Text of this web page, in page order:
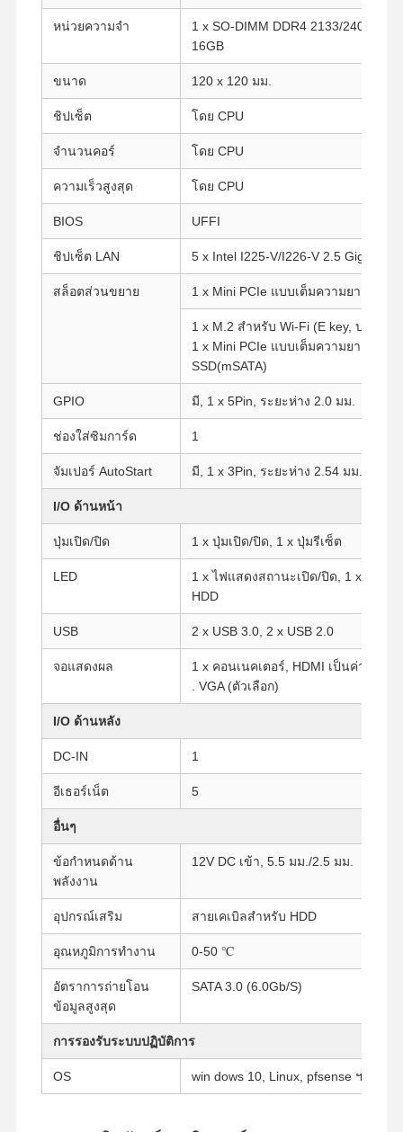
เกี่ยวกับเรา
ควบคุม
คุณภาพ
นี้
Firewall มินิพีซี
มินิพีซีอุตสาหกรรม
คอมพิวเตอร์ตั้งแร็ค 1U
มินิพีซี POE
NAS มินิพีซี
Celeron มินิ PC
หน่วยความจำ
1 x SO-DIMM DDR4 2133/2400MHz
16GB
ขนาด 120 x 120 มม.
ชิปเซ็ต โดย CPU
จำนวนคอร์ โดย CPU
ความเร็วสูงสุด โดย CPU
BIOS UFFI
ชิปเซ็ต LAN 5 x Intel I225-V/I226-V 2.5 Gigabit
สล็อตส่วนขยาย 1 x Mini PCIe แบบเต็มความยาวสำหรั
1 x M.2 สำหรับ Wi-Fi (E key, ประเภท
1 x Mini PCIe แบบเต็มความยาวสำหรั
SSD(mSATA)
GPIO มี, 1 x 5Pin, ระยะห่าง 2.0 มม.
ช่องใส่ซิมการ์ด 1
จัมเปอร์ AutoStart มี, 1 x 3Pin, ระยะห่าง 2.54 มม.
I/O ด้านหน้า
ปุ่มเปิด/ปิด 1 x ปุ่มเปิด/ปิด, 1 x ปุ่มรีเซ็ต
LED
1 x ไฟแสดงสถานะเปิด/ปิด, 1 x ไฟแส
HDD
USB 2 x USB 3.0, 2 x USB 2.0
จอแสดงผล
1 x คอนเนคเตอร์, HDMI เป็นค่าเริ่มต้น
. VGA (ตัวเลือก)
I/O ด้านหลัง
DC-IN 1
อีเธอร์เน็ต 5
อื่นๆ
ข้อกำหนดด้าน
พลังงาน
12V DC เข้า, 5.5 มม./2.5 มม.
อุปกรณ์เสริม สายเคเบิลสำหรับ HDD
อุณหภูมิการทำงาน 0-50 ℃
อัตราการถ่ายโอน
ข้อมูลสูงสุด
SATA 3.0 (6.0Gb/S)
การรองรับระบบปฏิบัติการ
OS win dows 10, Linux, pfsense ฯลฯ